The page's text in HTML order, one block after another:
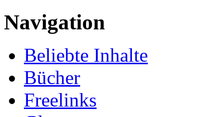
Navigation
Beliebte Inhalte
Bücher
Freelinks